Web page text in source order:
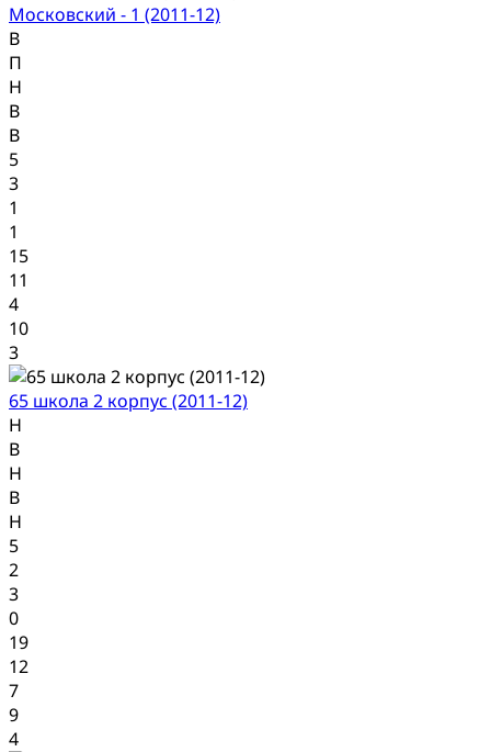
Московский - 1 (2011-12)
В
П
Н
В
В
5
3
1
1
15
11
4
10
3
65 школа 2 корпус (2011-12)
Н
В
Н
В
Н
5
2
3
0
19
12
7
9
4